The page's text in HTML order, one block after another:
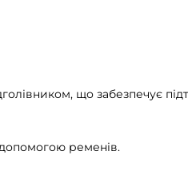
що забезпечує
ременів.